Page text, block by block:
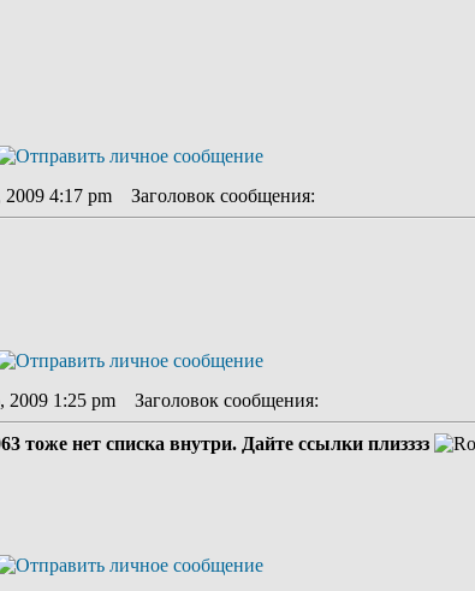
4:17 pm Заголовок сообщения:
1:25 pm Заголовок сообщения:
тоже нет списка внутри. Дайте ссылки плизззз